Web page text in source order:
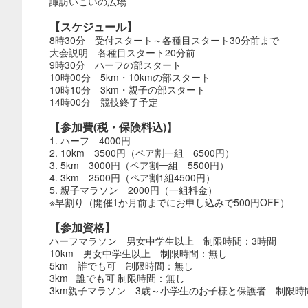
【スケジュール】
8時30分 受付スタート～各種目スタート30分前まで
大会説明 各種目スタート20分前
9時30分 ハーフの部スタート
10時00分 5km・10kmの部スタート
10時10分 3km・親子の部スタート
14時00分 競技終了予定
【参加費(税・保険料込)】
1. ハーフ 4000円
2. 10km 3500円（ペア割一組 6500円）
3. 5km 3000円（ペア割一組 5500円）
4. 3km 2500円（ペア割1組4500円）
5. 親子マラソン 2000円（一組料金）
※早割り（開催1か月前までにお申し込みで500円OFF）
【参加資格】
ハーフマラソン 男女中学生以上 制限時間：3時間
10km 男女中学生以上 制限時間：無し
5km 誰でも可 制限時間：無し
3km 誰でも可 制限時間：無し
3km親子マラソン 3歳～小学生のお子様と保護者 制限時